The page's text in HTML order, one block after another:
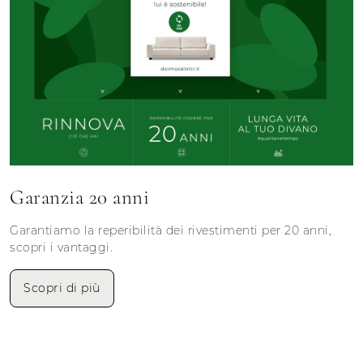
Garanzia 20 anni
Garantiamo la reperibilità dei rivestimenti per 20 anni,
scopri i vantaggi.
Scopri di più